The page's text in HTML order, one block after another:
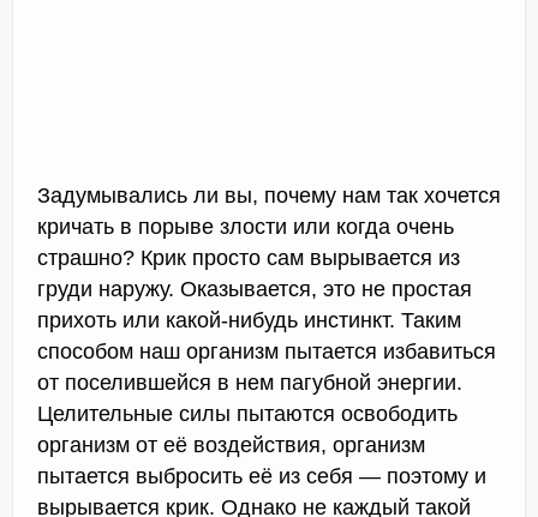
Контакты
Задумывались ли вы, почему нам так хочется
кричать в порыве злости или когда очень
страшно? Крик просто сам вырывается из
груди наружу. Оказывается, это не простая
прихоть или какой-нибудь инстинкт. Таким
способом наш организм пытается избавиться
от поселившейся в нем пагубной энергии.
Целительные силы пытаются освободить
организм от её воздействия, организм
пытается выбросить её из себя — поэтому и
вырывается крик. Однако не каждый такой